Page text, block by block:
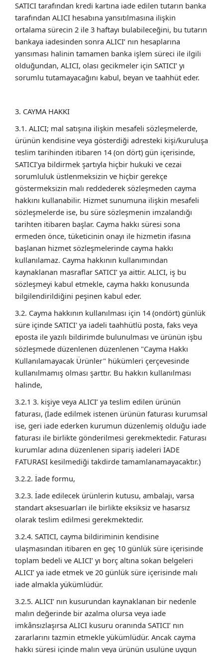
SATICI tarafından kredi kartına iade edilen tutarın banka
tarafından ALICI hesabına yansıtılmasına ilişkin
ortalama sürecin 2 ile 3 haftayı bulabileceğini, bu tutarın
bankaya iadesinden sonra ALICI’ nın hesaplarına
yansıması halinin tamamen banka işlem süreci ile ilgili
olduğundan, ALICI, olası gecikmeler için SATICI’ yı
sorumlu tutamayacağını kabul, beyan ve taahhüt eder.
3. CAYMA HAKKI
3.1. ALICI; mal satışına ilişkin mesafeli sözleşmelerde,
ürünün kendisine veya gösterdiği adresteki kişi/kuruluşa
teslim tarihinden itibaren 14 (on dört) gün içerisinde,
SATICI’ya bildirmek şartıyla hiçbir hukuki ve cezai
sorumluluk üstlenmeksizin ve hiçbir gerekçe
göstermeksizin malı reddederek sözleşmeden cayma
hakkını kullanabilir. Hizmet sunumuna ilişkin mesafeli
sözleşmelerde ise, bu süre sözleşmenin imzalandığı
tarihten itibaren başlar. Cayma hakkı süresi sona
ermeden önce, tüketicinin onayı ile hizmetin ifasına
başlanan hizmet sözleşmelerinde cayma hakkı
kullanılamaz. Cayma hakkının kullanımından
kaynaklanan masraflar SATICI’ ya aittir. ALICI, iş bu
sözleşmeyi kabul etmekle, cayma hakkı konusunda
bilgilendirildiğini peşinen kabul eder.
3.2. Cayma hakkının kullanılması için 14 (ondört) günlük
süre içinde SATICI' ya iadeli taahhütlü posta, faks veya
eposta ile yazılı bildirimde bulunulması ve ürünün işbu
sözleşmede düzenlenen düzenlenen "Cayma Hakkı
Kullanılamayacak Ürünler" hükümleri çerçevesinde
kullanılmamış olması şarttır. Bu hakkın kullanılması
halinde,
3.2.1 3. kişiye veya ALICI’ ya teslim edilen ürünün
faturası, (İade edilmek istenen ürünün faturası kurumsal
ise, geri iade ederken kurumun düzenlemiş olduğu iade
faturası ile birlikte gönderilmesi gerekmektedir. Faturası
kurumlar adına düzenlenen sipariş iadeleri İADE
FATURASI kesilmediği takdirde tamamlanamayacaktır.)
3.2.2. İade formu,
3.2.3. İade edilecek ürünlerin kutusu, ambalajı, varsa
standart aksesuarları ile birlikte eksiksiz ve hasarsız
olarak teslim edilmesi gerekmektedir.
3.2.4. SATICI, cayma bildiriminin kendisine
ulaşmasından itibaren en geç 10 günlük süre içerisinde
toplam bedeli ve ALICI’ yı borç altına sokan belgeleri
ALICI’ ya iade etmek ve 20 günlük süre içerisinde malı
iade almakla yükümlüdür.
3.2.5. ALICI’ nın kusurundan kaynaklanan bir nedenle
malın değerinde bir azalma olursa veya iade
imkânsızlaşırsa ALICI kusuru oranında SATICI’ nın
zararlarını tazmin etmekle yükümlüdür. Ancak cayma
hakkı süresi içinde malın veya ürünün usulüne uygun